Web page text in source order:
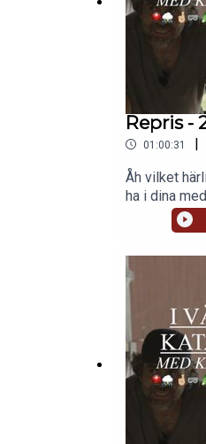
Repris -
01:00:31 |
Åh vilket
ha i dina